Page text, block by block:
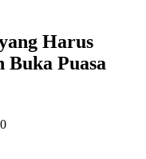
Harus
Buka Puasa
0